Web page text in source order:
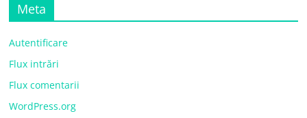
Meta
Autentificare
Flux intrări
Flux comentarii
WordPress.org